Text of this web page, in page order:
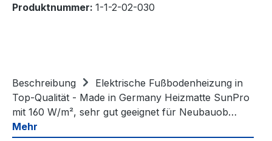
Produktnummer: 1-1-2-02-030
Beschreibung
Elektrische Fußbodenheizung in
Top-Qualität - Made in Germany Heizmatte SunPro
mit 160 W/m², sehr gut geeignet für Neubauob…
Mehr